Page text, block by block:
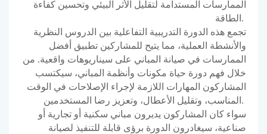
الممارسات المستدامة لتقليل الأثر البيئي وتحسين كفاءة
الطاقة.
تجمع هذه الدورة التدريبية التفاعلية بين الدروس النظرية
والأنشطة العملية، مما يتيح للمشاركين تطبيق أفضل
الممارسات في صيانة المباني على سيناريوهات واقعية. من
خلال فهم دورة حياة مكونات وأنظمة المباني، سيكتسب
المشاركون المهارات اللازمة لإجراء الإصلاحات في الوقت
المناسب، وتقليل الأعطال، وتعزيز رضا المستخدمين.
سواء كان المشاركون يديرون مباني سكنية أو تجارية أو
صناعية، سيغادرون الدورة برؤى قابلة للتنفيذ لصيانة